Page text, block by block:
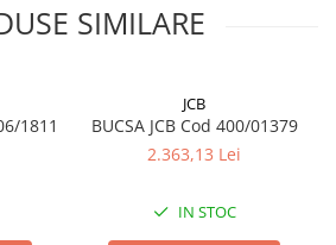
SIMILARE
1811
JCB
BUCSA JCB Cod 400/01379
2.363,13 Lei
IN STOC